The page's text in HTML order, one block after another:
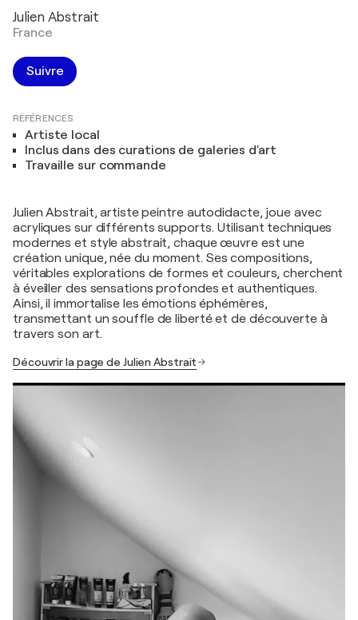
Julien Abstrait
France
Suivre
RÉFÉRENCES
Artiste local
Inclus dans des curations de galeries d'art
Travaille sur commande
Julien Abstrait, artiste peintre autodidacte, joue avec
acryliques sur différents supports. Utilisant techniques
modernes et style abstrait, chaque œuvre est une
création unique, née du moment. Ses compositions,
véritables explorations de formes et couleurs, cherchent
à éveiller des sensations profondes et authentiques.
Ainsi, il immortalise les émotions éphémères,
transmettant un souffle de liberté et de découverte à
travers son art.
Découvrir la page de Julien Abstrait